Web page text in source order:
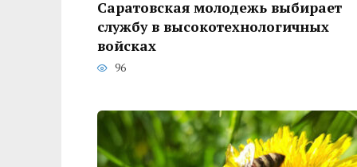
Саратовская молодежь выбирает
службу в высокотехнологичных
войсках
96